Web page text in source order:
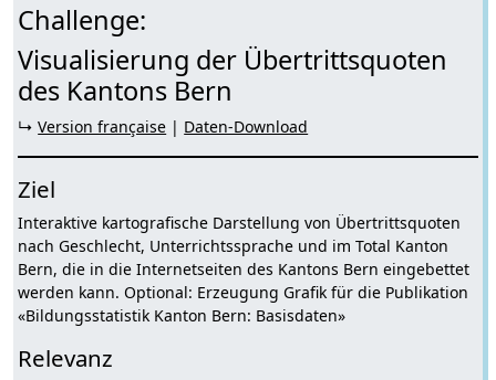
Challenge:
Visualisierung der Übertrittsquoten
des Kantons Bern
↳Version française | Daten-Download
Ziel
Interaktive kartografische Darstellung von Übertrittsquoten
nach Geschlecht, Unterrichtssprache und im Total Kanton
Bern, die in die Internetseiten des Kantons Bern eingebettet
werden kann. Optional: Erzeugung Grafik für die Publikation
«Bildungsstatistik Kanton Bern: Basisdaten»
Relevanz